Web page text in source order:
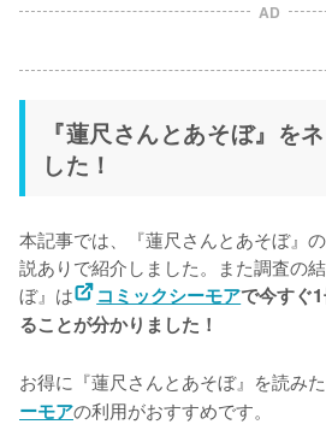
AD
『蓮尺さんとあそぼ』を
した！
本記事では、『蓮尺さんとあそぼ』
説ありで紹介しました。また調査の
ぼ』は
コミックシーモアで今すぐ
ることが分かりました！
お得に『蓮尺さんとあそぼ』を読みた
ーモアの利用がおすすめです。